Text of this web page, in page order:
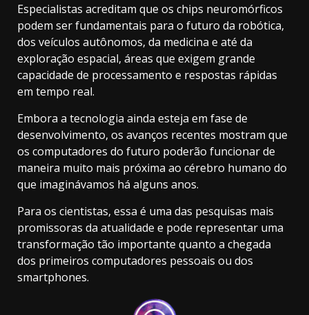
Especialistas acreditam que os chips neuromórficos
podem ser fundamentais para o futuro da robótica,
dos veículos autônomos, da medicina e até da
exploração espacial, áreas que exigem grande
capacidade de processamento e respostas rápidas
em tempo real.
Embora a tecnologia ainda esteja em fase de
desenvolvimento, os avanços recentes mostram que
os computadores do futuro poderão funcionar de
maneira muito mais próxima ao cérebro humano do
que imaginávamos há alguns anos.
Para os cientistas, essa é uma das pesquisas mais
promissoras da atualidade e pode representar uma
transformação tão importante quanto a chegada
dos primeiros computadores pessoais ou dos
smartphones.